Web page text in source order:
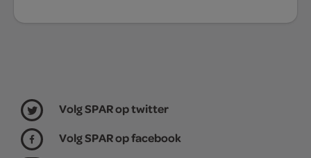
Volg SPAR op twitter
Volg SPAR op facebook